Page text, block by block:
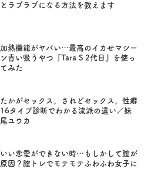
とラブラブになる方法を教えます
加熱機能がヤバい…最高のイカせマシー
ン青い吸うやつ『Tara S 2代目』を使っ
てみた
たかがセックス。されどセックス。性癖
16タイプ診断でわかる流派の違い／妹
尾ユウカ
いい恋愛ができない時…もしかして膣が
原因？膣トレでモテモテふわふわ女子に